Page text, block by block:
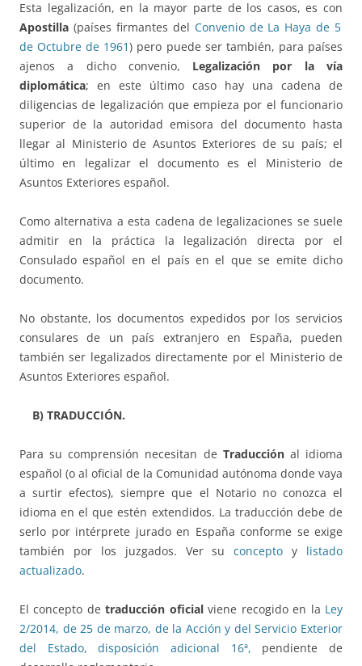
Esta legalización, en la mayor parte de los casos, es con
Apostilla (países firmantes del Convenio de La Haya de 5
de Octubre de 1961) pero puede ser también, para países
ajenos a dicho convenio, Legalización por la vía
diplomática; en este último caso hay una cadena de
diligencias de legalización que empieza por el funcionario
superior de la autoridad emisora del documento hasta
llegar al Ministerio de Asuntos Exteriores de su país; el
último en legalizar el documento es el Ministerio de
Asuntos Exteriores español.
Como alternativa a esta cadena de legalizaciones se suele
admitir en la práctica la legalización directa por el
Consulado español en el país en el que se emite dicho
documento.
No obstante, los documentos expedidos por los servicios
consulares de un país extranjero en España, pueden
también ser legalizados directamente por el Ministerio de
Asuntos Exteriores español.
B) TRADUCCIÓN.
Para su comprensión necesitan de Traducción al idioma
español (o al oficial de la Comunidad autónoma donde vaya
a surtir efectos), siempre que el Notario no conozca el
idioma en el que estén extendidos. La traducción debe de
serlo por intérprete jurado en España conforme se exige
también por los juzgados. Ver suconcepto y listado
actualizado.
El concepto detraducción oficialviene recogido en la Ley
2/2014, de 25 de marzo, de la Acción y del Servicio Exterior
del Estado, disposición adicional 16ª, pendiente de